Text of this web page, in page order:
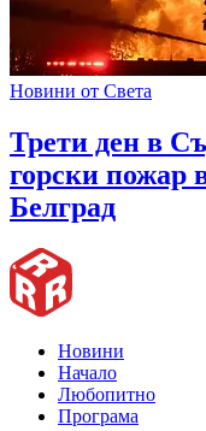
Новини от Света
Трети ден в
горски пожар
Белград
Новини
Начало
Любопитно
Програма